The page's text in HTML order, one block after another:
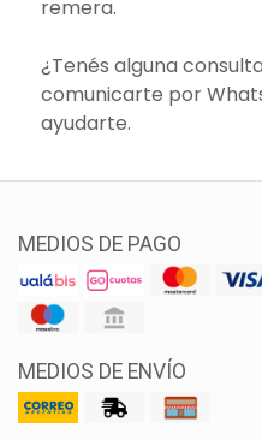
remera.
¿Tenés alguna
comunicarte por
ayudarte.
MEDIOS DE PAGO
MEDIOS DE ENVÍO